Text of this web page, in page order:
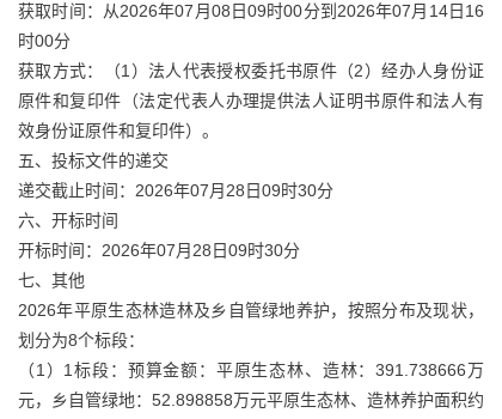
获取时间：从2026年07月08日09时00分到2026年07月14日16
时00分
获取方式：（1）法人代表授权委托书原件（2）经办人身份证
原件和复印件（法定代表人办理提供法人证明书原件和法人有
效身份证原件和复印件）。
五、投标文件的递交
递交截止时间：2026年07月28日09时30分
六、开标时间
开标时间：2026年07月28日09时30分
七、其他
2026年平原生态林造林及乡自管绿地养护，按照分布及现状，
划分为8个标段：
（1）1标段：预算金额：平原生态林、造林：391.738666万
元，乡自管绿地：52.898858万元平原生态林、造林养护面积约